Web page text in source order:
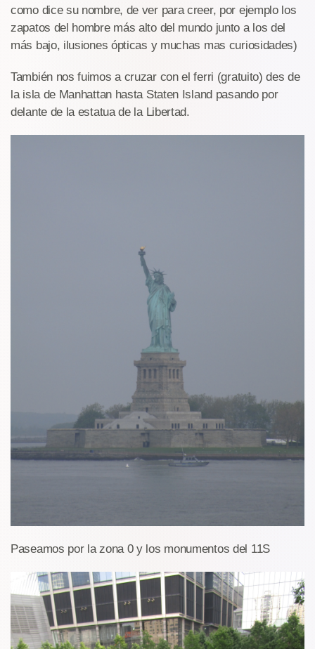
como dice su nombre, de ver para creer, por ejemplo los
zapatos del hombre más alto del mundo junto a los del
más bajo, ilusiones ópticas y muchas mas curiosidades)
También nos fuimos a cruzar con el ferri (gratuito) des de
la isla de Manhattan hasta Staten Island pasando por
delante de la estatua de la Libertad.
Paseamos por la zona 0 y los monumentos del 11S